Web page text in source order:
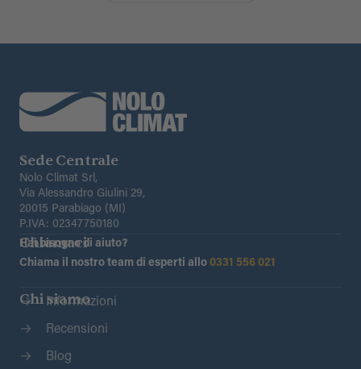
Sede Centrale
Nolo Climat Srl,
Via Alessandro Giulini 29,
20015 Parabiago (MI)
P.IVA: 02347750180
Chiamaci
Hai bisogno di aiuto?
Chiama il nostro team di esperti allo 0331 556 021
Chi siamo
Informazioni
Recensioni
Blog